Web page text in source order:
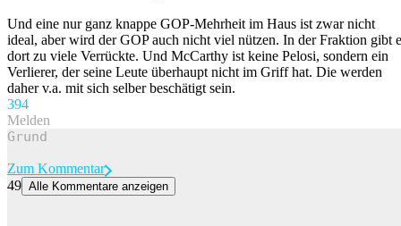
Und eine nur ganz knappe GOP-Mehrheit im Haus ist zwar nicht
ideal, aber wird der GOP auch nicht viel nützen. In der Fraktion gibt
dort zu viele Verrückte. Und McCarthy ist keine Pelosi, sondern ein
Verlierer, der seine Leute überhaupt nicht im Griff hat. Die werden
daher v.a. mit sich selber beschätigt sein.
394
Melden
Zum Kommentar
49 Alle Kommentare anzeigen